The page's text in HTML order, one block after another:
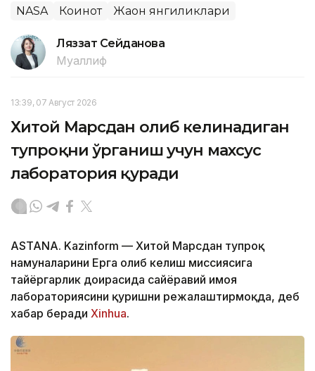
NASA Коинот Жаҳон янгиликлари
Ляззат Сейданова
Муаллиф
13:39, 07 Август 2026
Хитой Марсдан олиб келинадиган
тупроқни ўрганиш учун махсус
лаборатория қуради
ASTANA. Kazinform — Хитой Марсдан тупроқ
намуналарини Ерга олиб келиш миссиясига
тайёргарлик доирасида сайёравий ҳимоя
лабораториясини қуришни режалаштирмоқда, деб
хабар беради Xinhua.